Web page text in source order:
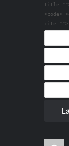
<code>
cite="">